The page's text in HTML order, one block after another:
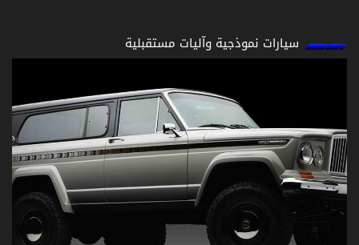
سيارات نموذجية وآليات مستقبلية